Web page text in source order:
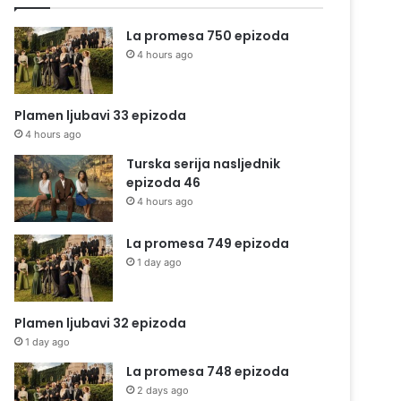
La promesa 750 epizoda
4 hours ago
Plamen ljubavi 33 epizoda
4 hours ago
Turska serija nasljednik
epizoda 46
4 hours ago
La promesa 749 epizoda
1 day ago
Plamen ljubavi 32 epizoda
1 day ago
La promesa 748 epizoda
2 days ago